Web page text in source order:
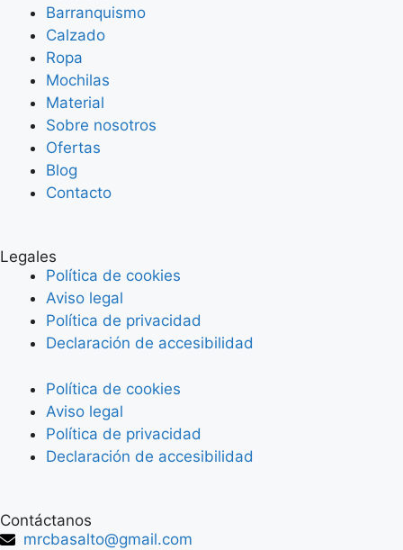
Barranquismo
Calzado
Ropa
Mochilas
Material
Sobre nosotros
Ofertas
Blog
Contacto
Legales
Política de cookies
Aviso legal
Política de privacidad
Declaración de accesibilidad
Política de cookies
Aviso legal
Política de privacidad
Declaración de accesibilidad
Contáctanos
mrcbasalto@gmail.com